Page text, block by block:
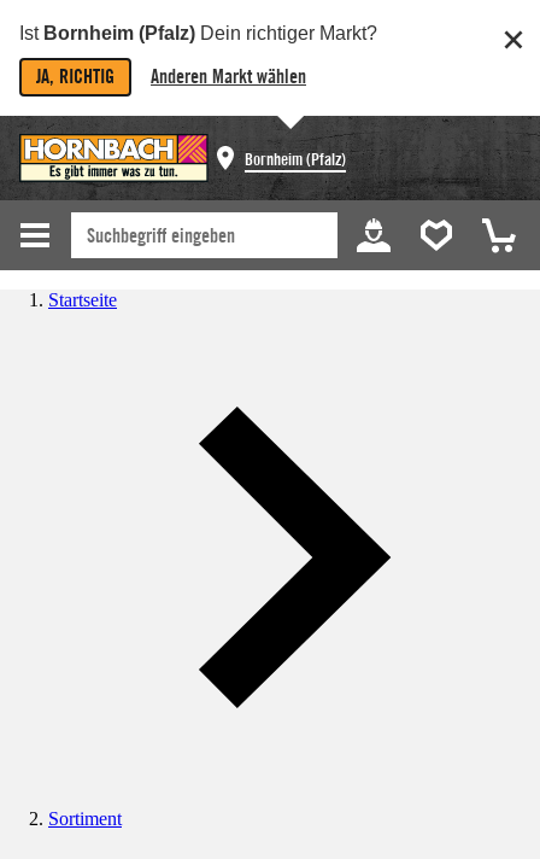
Ist Bornheim (Pfalz) Dein richtiger Markt?
JA, RICHTIG Anderen Markt wählen
Bornheim (Pfalz)
Startseite
Sortiment